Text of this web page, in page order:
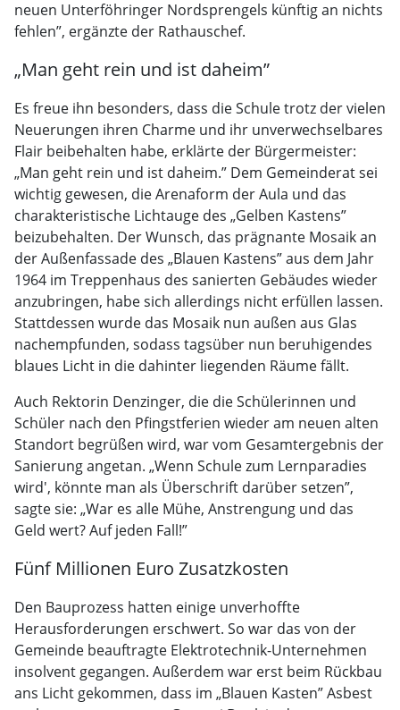
neuen Unterföhringer Nordsprengels künftig an nichts
fehlen”, ergänzte der Rathauschef.
„Man geht rein und ist daheim”
Es freue ihn besonders, dass die Schule trotz der vielen
Neuerungen ihren Charme und ihr unverwechselbares
Flair beibehalten habe, erklärte der Bürgermeister:
„Man geht rein und ist daheim.” Dem Gemeinderat sei
wichtig gewesen, die Arenaform der Aula und das
charakteristische Lichtauge des „Gelben Kastens”
beizubehalten. Der Wunsch, das prägnante Mosaik an
der Außenfassade des „Blauen Kastens” aus dem Jahr
1964 im Treppenhaus des sanierten Gebäudes wieder
anzubringen, habe sich allerdings nicht erfüllen lassen.
Stattdessen wurde das Mosaik nun außen aus Glas
nachempfunden, sodass tagsüber nun beruhigendes
blaues Licht in die dahinter liegenden Räume fällt.
Auch Rektorin Denzinger, die die Schülerinnen und
Schüler nach den Pfingstferien wieder am neuen alten
Standort begrüßen wird, war vom Gesamtergebnis der
Sanierung angetan. „Wenn Schule zum Lernparadies
wird', könnte man als Überschrift darüber setzen”,
sagte sie: „War es alle Mühe, Anstrengung und das
Geld wert? Auf jeden Fall!”
Fünf Millionen Euro Zusatzkosten
Den Bauprozess hatten einige unverhoffte
Herausforderungen erschwert. So war das von der
Gemeinde beauftragte Elektrotechnik-Unternehmen
insolvent gegangen. Außerdem war erst beim Rückbau
ans Licht gekommen, dass im „Blauen Kasten” Asbest